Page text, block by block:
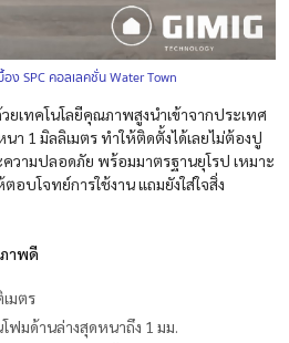
อง SPC คอลเลคชั่น Water Town
วยเทคโนโลยีคุณภาพสูงนำเข้าจากประเทศ
นา 1 มิลลิเมตร ทำให้ติดตั้งได้เลยไม่ต้องปู
วามปลอดภัย พร้อมมาตรฐานยุโรป เหมาะ
อบโจทย์การใช้งาน แถมยังใส่ใจสิ่ง
าพดี
มตร
ฟมด้านล่างสุดหนาถึง 1 มม.